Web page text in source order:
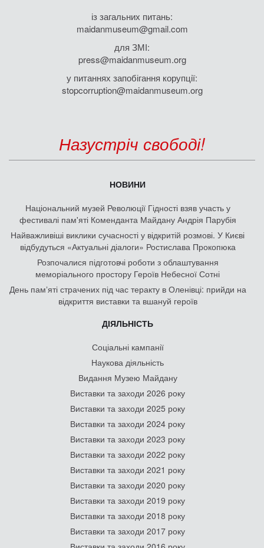
із загальних питань:
maidanmuseum@gmail.com
для ЗМІ:
press@maidanmuseum.org
у питаннях запобігання корупції:
stopcorruption@maidanmuseum.org
Назустріч свободі!
НОВИНИ
Національний музей Революції Гідності взяв участь у
фестивалі пам'яті Коменданта Майдану Андрія Парубія
Найважливіші виклики сучасності у відкритій розмові. У Києві
відбудуться «Актуальні діалоги» Ростислава Прокопюка
Розпочалися підготовчі роботи з облаштування
меморіального простору Героїв Небесної Сотні
День памʼяті страчених під час теракту в Оленівці: прийди на
відкриття виставки та вшануй героїв
ДІЯЛЬНІСТЬ
Соціальні кампанії
Наукова діяльність
Видання Музею Майдану
Виставки та заходи 2026 року
Виставки та заходи 2025 року
Виставки та заходи 2024 року
Виставки та заходи 2023 року
Виставки та заходи 2022 року
Виставки та заходи 2021 року
Виставки та заходи 2020 року
Виставки та заходи 2019 року
Виставки та заходи 2018 року
Виставки та заходи 2017 року